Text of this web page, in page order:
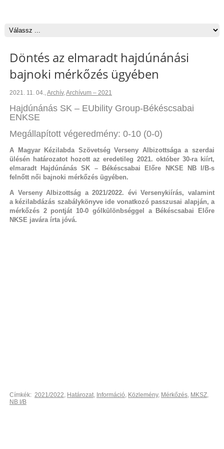
Döntés az elmaradt hajdúnánási
bajnoki mérkőzés ügyében
2021. 11. 04.,Archív,Archívum – 2021
Hajdúnánás SK – EUbility Group-Békéscsabai
ENKSE
Megállapított végeredmény: 0-10 (0-0)
A Magyar Kézilabda Szövetség Verseny Albizottsága a szerdai
ülésén határozatot hozott az eredetileg 2021. október 30-ra kiírt,
elmaradt Hajdúnánás SK – Békéscsabai Előre NKSE NB I/B-s
felnőtt női bajnoki mérkőzés ügyében.
A Verseny Albizottság a 2021/2022. évi Versenykiírás, valamint
a kézilabdázás szabálykönyve ide vonatkozó passzusai alapján, a
mérkőzés 2 pontját 10-0 gólkülönbséggel a Békéscsabai Előre
NKSE javára írta jóvá.
Címkék: 2021/2022, Határozat, Információ, Közlemény, Mérkőzés, MKSZ,
NB I/B